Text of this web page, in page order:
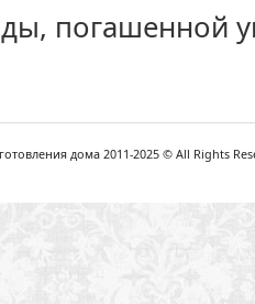
погашенной
дома 2011-2025 © All Rights